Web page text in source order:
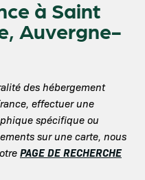
à Saint
Auvergne-
des hébergement
effectuer une
spécifique ou
sur une carte, nous
PAGE DE RECHERCHE